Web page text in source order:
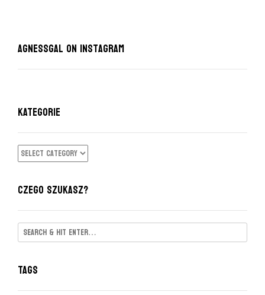
AgnessGal on Instagram
KATEGORIE
KATEGORIE
CZEGO SZUKASZ?
Tags